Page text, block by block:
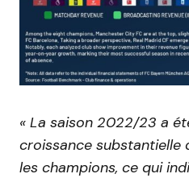
« La saison 2022/23 a
croissance substantielle
les champions, ce qui